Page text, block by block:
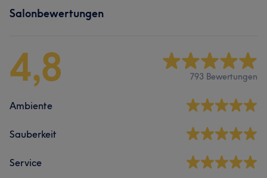
Salonbewertungen
4,8 793 Bewertungen
Ambiente
Sauberkeit
Service